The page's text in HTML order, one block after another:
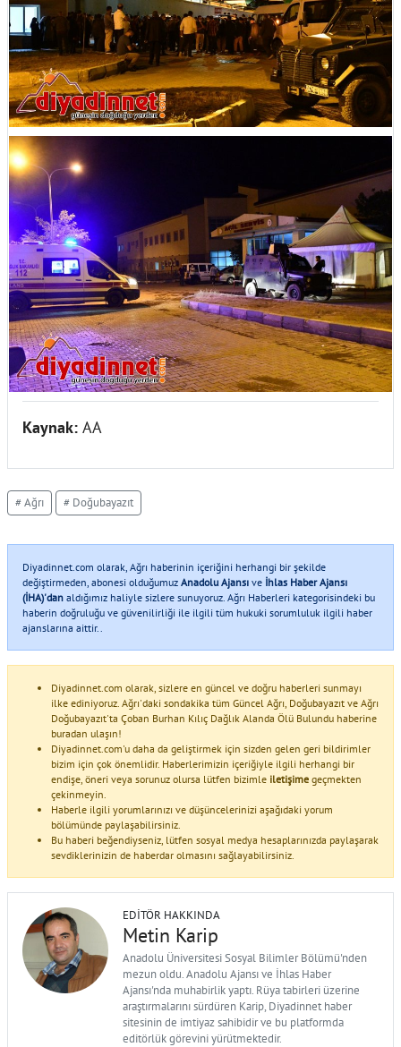
Kaynak: AA
# Ağrı # Doğubayazıt
Diyadinnet.com olarak, Ağrı haberinin içeriğini herhangi bir şekilde
değiştirmeden, abonesi olduğumuz Anadolu Ajansı ve İhlas Haber Ajansı
(İHA)'dan aldığımız haliyle sizlere sunuyoruz. Ağrı Haberleri kategorisindeki bu
haberin doğruluğu ve güvenilirliği ile ilgili tüm hukuki sorumluluk ilgili haber
ajanslarına aittir..
Diyadinnet.com olarak, sizlere en güncel ve doğru haberleri sunmayı
ilke ediniyoruz. Ağrı'daki sondakika tüm Güncel Ağrı, Doğubayazıt ve Ağrı
Doğubayazıt'ta Çoban Burhan Kılıç Dağlık Alanda Ölü Bulundu haberine
buradan ulaşın!
Diyadinnet.com'u daha da geliştirmek için sizden gelen geri bildirimler
bizim için çok önemlidir. Haberlerimizin içeriğiyle ilgili herhangi bir
endişe, öneri veya sorunuz olursa lütfen bizimle iletişime geçmekten
çekinmeyin.
Haberle ilgili yorumlarınızı ve düşüncelerinizi aşağıdaki yorum
bölümünde paylaşabilirsiniz.
Bu haberi beğendiyseniz, lütfen sosyal medya hesaplarınızda paylaşarak
sevdiklerinizin de haberdar olmasını sağlayabilirsiniz.
EDITÖR HAKKINDA
Metin Karip
Anadolu Üniversitesi Sosyal Bilimler Bölümü'nden
mezun oldu. Anadolu Ajansı ve İhlas Haber
Ajansı'nda muhabirlik yaptı. Rüya tabirleri üzerine
araştırmalarını sürdüren Karip, Diyadinnet haber
sitesinin de imtiyaz sahibidir ve bu platformda
editörlük görevini yürütmektedir.